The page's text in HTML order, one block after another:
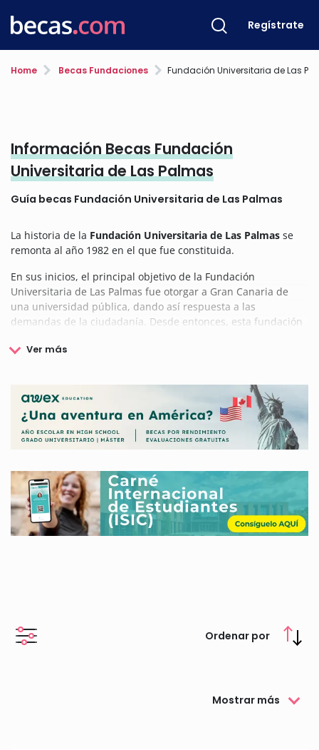
Regístrate
Home Becas Fundaciones Fundación Universitaria de Las Palmas
Información Becas Fundación
Universitaria de Las Palmas
Guía becas Fundación Universitaria de Las Palmas
La historia de la Fundación Universitaria de Las Palmas se
remonta al año 1982 en el que fue constituida.
En sus inicios, el principal objetivo de la Fundación
Universitaria de Las Palmas fue otorgar a Gran Canaria de
una universidad pública, dando así respuesta a las
demandas de la ciudadanía. Desde entonces, esta fundación
nivel superior que dote a las personas de las herramientas
apoyando a su vez el desarrollo de las empresas.
En la actualidad la Fundación Universitaria de Las Palmas
dirige sus esfuerzos a mejorar el desarrollo personal de los
estudiantes y la formación de los mismos mediante ayudas
destinadas a la investigación o al aprendizaje de idiomas.
Si deseas conocer más datos sobre los programas promovidos
por la Fundación Universitaria de Las Palmas, así como las
becas y ayudas convocadas por la misma, aquí te facilitamos
toda la información relacionada con las mismas.
Ordenar por
Mostrar más